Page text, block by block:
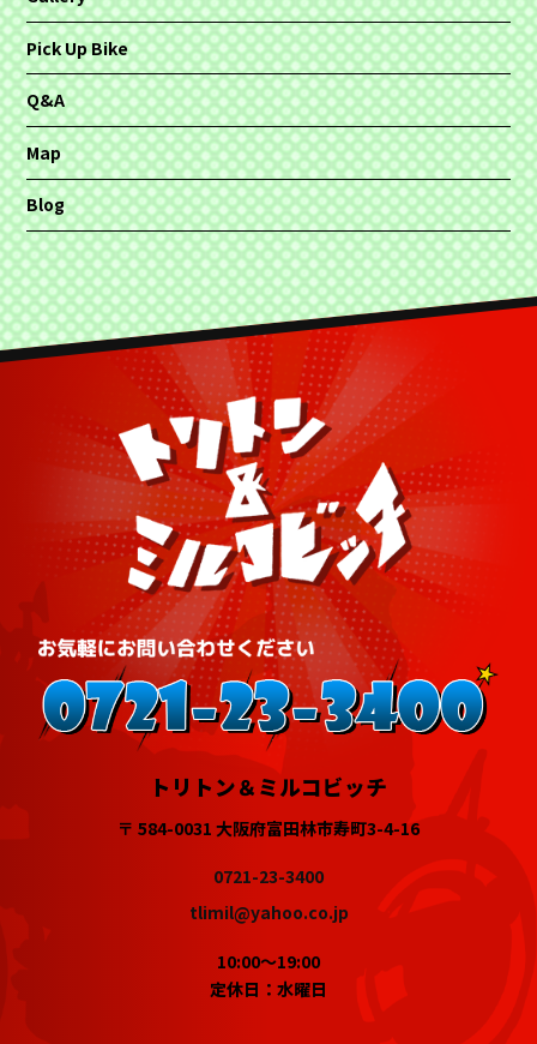
Pick Up Bike
Q&A
Map
Blog
トリトン＆ミルコビッチ
〒 584-0031 大阪府富田林市寿町3-4-16
0721-23-3400
tlimil@yahoo.co.jp
10:00～19:00
定休日：水曜日